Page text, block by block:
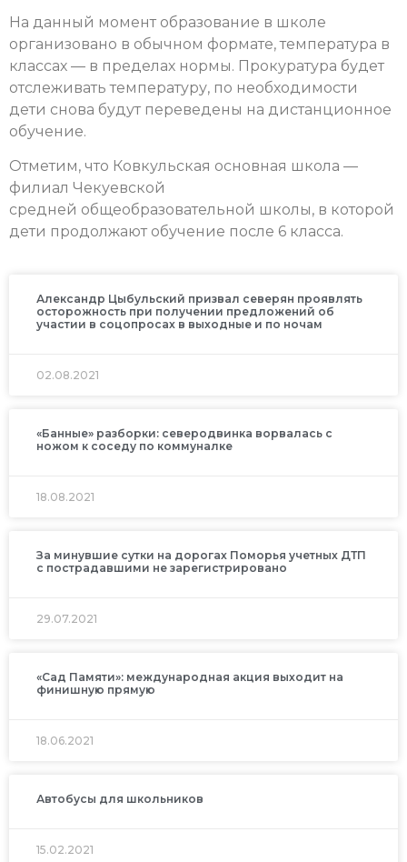
На данный момент образование в школе
организовано в обычном формате, температура в
классах — в пределах нормы. Прокуратура будет
отслеживать температуру, по необходимости
дети снова будут переведены на дистанционное
обучение.
Отметим, что Ковкульская основная школа —
филиал Чекуевской
средней общеобразовательной школы, в которой
дети продолжают обучение после 6 класса.
Александр Цыбульский призвал северян проявлять
осторожность при получении предложений об
участии в соцопросах в выходные и по ночам
02.08.2021
«Банные» разборки: северодвинка ворвалась с
ножом к соседу по коммуналке
18.08.2021
За минувшие сутки на дорогах Поморья учетных ДТП
с пострадавшими не зарегистрировано
29.07.2021
«Сад Памяти»: международная акция выходит на
финишную прямую
18.06.2021
Автобусы для школьников
15.02.2021